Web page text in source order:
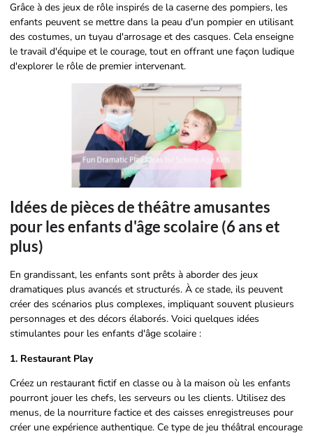
Grâce à des jeux de rôle inspirés de la caserne des pompiers, les
enfants peuvent se mettre dans la peau d'un pompier en utilisant
des costumes, un tuyau d'arrosage et des casques. Cela enseigne
le travail d'équipe et le courage, tout en offrant une façon ludique
d'explorer le rôle de premier intervenant.
Idées de pièces de théâtre amusantes
pour les enfants d'âge scolaire (6 ans et
plus)
En grandissant, les enfants sont prêts à aborder des jeux
dramatiques plus avancés et structurés. À ce stade, ils peuvent
créer des scénarios plus complexes, impliquant souvent plusieurs
personnages et des décors élaborés. Voici quelques idées
stimulantes pour les enfants d'âge scolaire :
1. Restaurant Play
Créez un restaurant fictif en classe ou à la maison où les enfants
pourront jouer les chefs, les serveurs ou les clients. Utilisez des
menus, de la nourriture factice et des caisses enregistreuses pour
créer une expérience authentique. Ce type de jeu théâtral encourage